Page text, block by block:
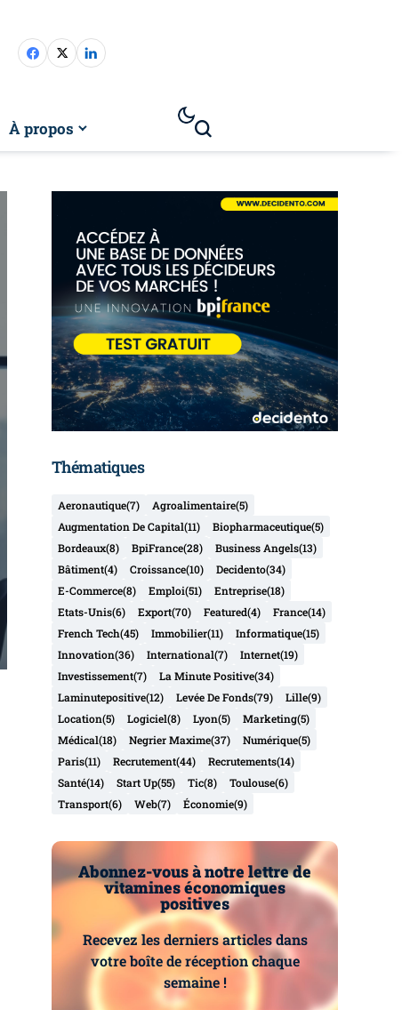
À propos
Thématiques
Aeronautique(7) Agroalimentaire(5)
Augmentation De Capital(11) Biopharmaceutique(5)
Bordeaux(8) BpiFrance(28) Business Angels(13)
Bâtiment(4) Croissance(10) Decidento(34)
E-Commerce(8) Emploi(51) Entreprise(18)
Etats-Unis(6) Export(70) Featured(4) France(14)
French Tech(45) Immobilier(11) Informatique(15)
Innovation(36) International(7) Internet(19)
Investissement(7) La Minute Positive(34)
Laminutepositive(12) Levée De Fonds(79) Lille(9)
Location(5) Logiciel(8) Lyon(5) Marketing(5)
Médical(18) Negrier Maxime(37) Numérique(5)
Paris(11) Recrutement(44) Recrutements(14)
Santé(14) Start Up(55) Tic(8) Toulouse(6)
Transport(6) Web(7) Économie(9)
Abonnez-vous à notre lettre de
vitamines économiques
positives
Recevez les derniers articles dans
votre boîte de réception chaque
semaine !